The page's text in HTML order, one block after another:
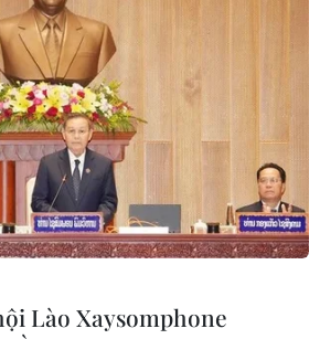
Lào Xaysomphone